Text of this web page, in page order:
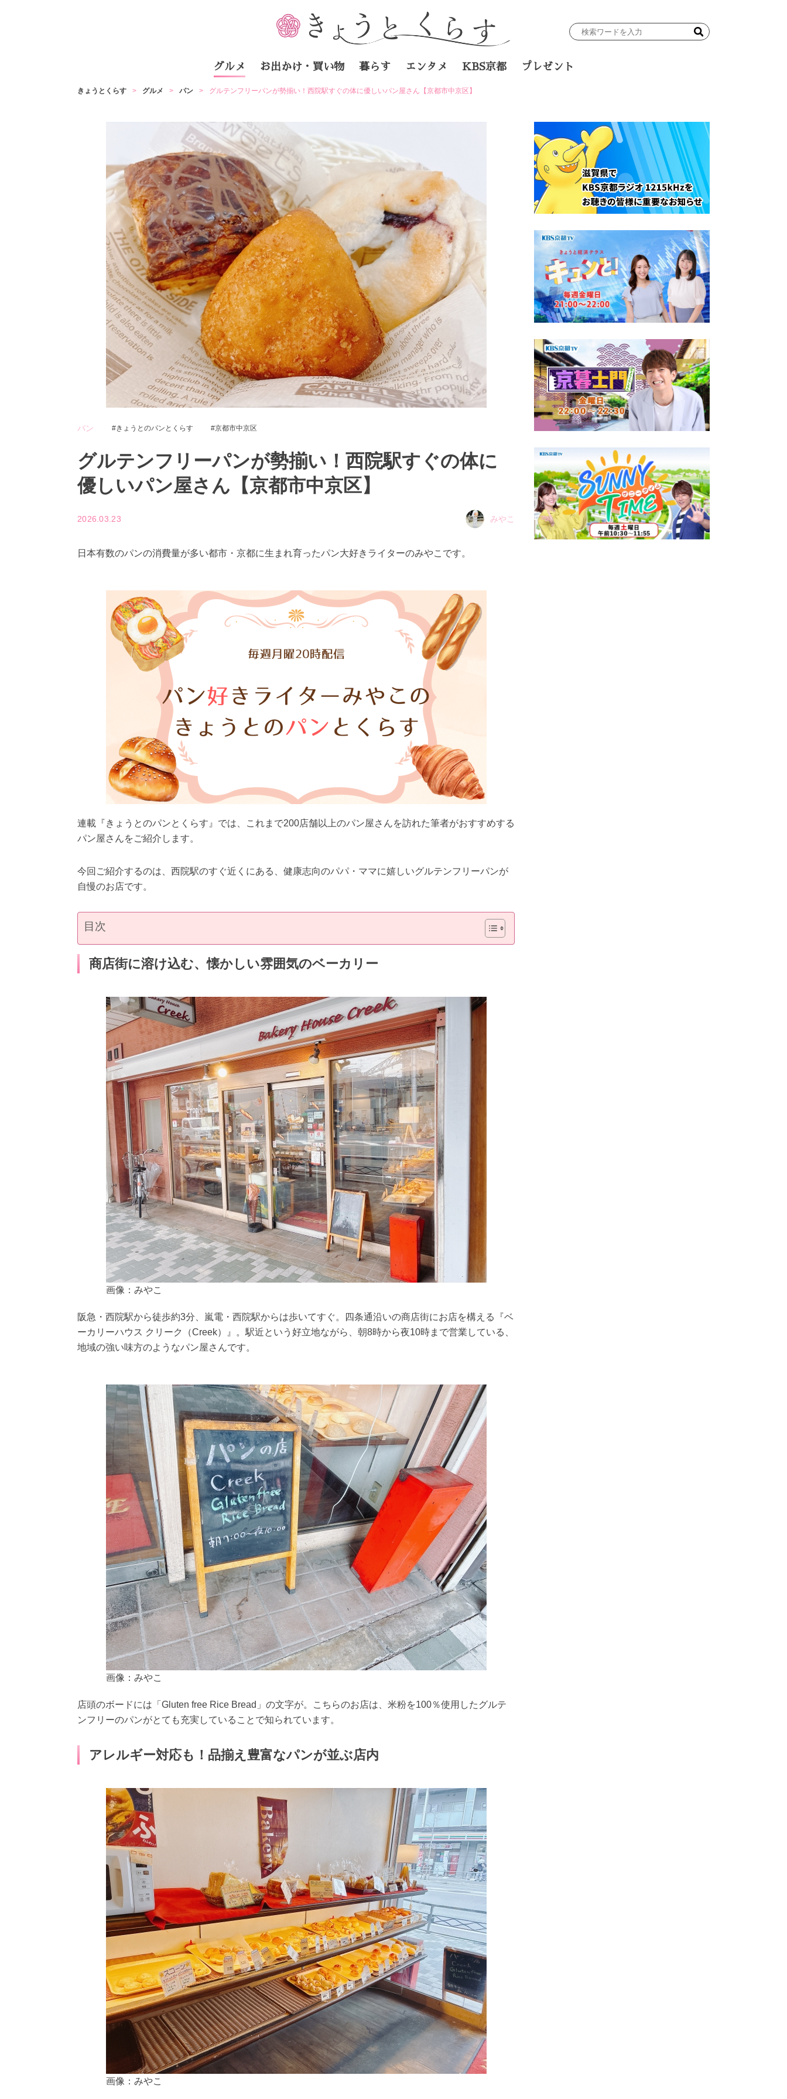
検
力
グルメ お出かけ・買い物 暮らす エンタメ KBS京都 プレゼント
きょうとくらす グルメ パン グルテンフリーパンが勢揃い！西院駅すぐの体に優しいパン屋さん【京都市中京区】
パン きょうとのパンとくらす 京都市中京区
グルテンフリーパンが勢揃い！西院駅すぐの体に
優しいパン屋さん【京都市中京区】
2026.03.23 みやこ
日本有数のパンの消費量が多い都市・京都に生まれ育ったパン大好きライターのみやこです。
連載『きょうとのパンとくらす』では、これまで200店舗以上のパン屋さんを訪れた筆者がおすすめする
パン屋さんをご紹介します。
今回ご紹介するのは、西院駅のすぐ近くにある、健康志向のパパ・ママに嬉しいグルテンフリーパンが
自慢のお店です。
目次
商店街に溶け込む、懐かしい雰囲気のベーカリー
画像：みやこ
阪急・西院駅から徒歩約3分、嵐電・西院駅からは歩いてすぐ。四条通沿いの商店街にお店を構える『ベ
ーカリーハウス クリーク（Creek）』。駅近という好立地ながら、朝8時から夜10時まで営業している、
地域の強い味方のようなパン屋さんです。
画像：みやこ
店頭のボードには「Gluten free Rice Bread」の文字が。こちらのお店は、米粉を100％使用したグルテ
ンフリーのパンがとても充実していることで知られています。
アレルギー対応も！品揃え豊富なパンが並ぶ店内
画像：みやこ